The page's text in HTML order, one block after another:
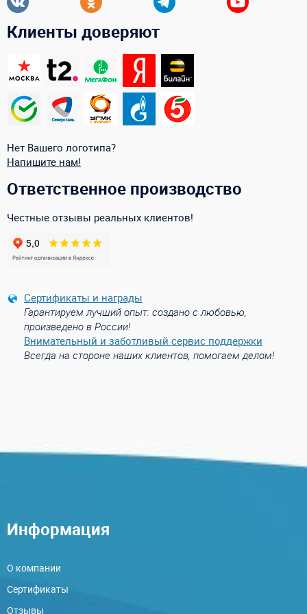
Клиенты доверяют
Нет Вашего логотипа?
Напишите нам!
Ответственное производство
Честные отзывы реальных клиентов!
Сертификаты и награды
Гарантируем лучший опыт: создано с любовью,
произведено в России!
Внимательный и заботливый сервис поддержки
Всегда на стороне наших клиентов, помогаем делом!
Информация
О компании
Сертификаты
Отзывы